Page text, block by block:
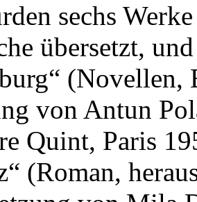
sechs
übersetzt,
von Antun
Quint, Paris
(Roman,